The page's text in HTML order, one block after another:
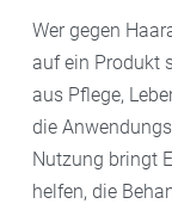
Wer gegen
auf ein Produkt
aus Pflege,
die
Nutzung bringt
helfen, die